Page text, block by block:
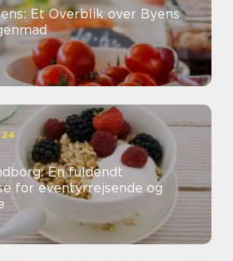
Et Overblik over Byens
En fuldendt
for eventyrrejsende og